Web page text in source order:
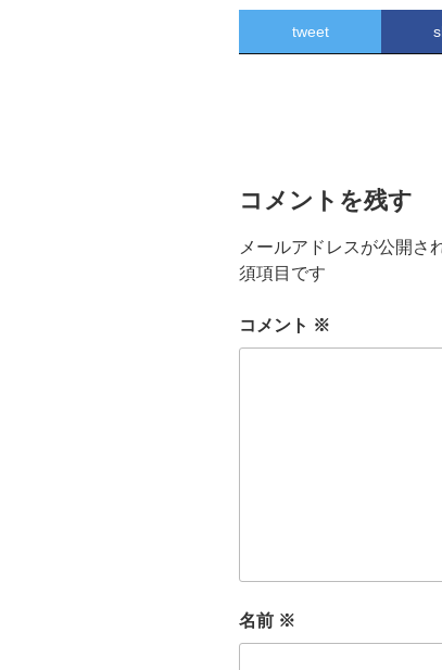
tweet
コメントを残す
メールアドレスが公開さ
須項目です
コメント ※
名前 ※